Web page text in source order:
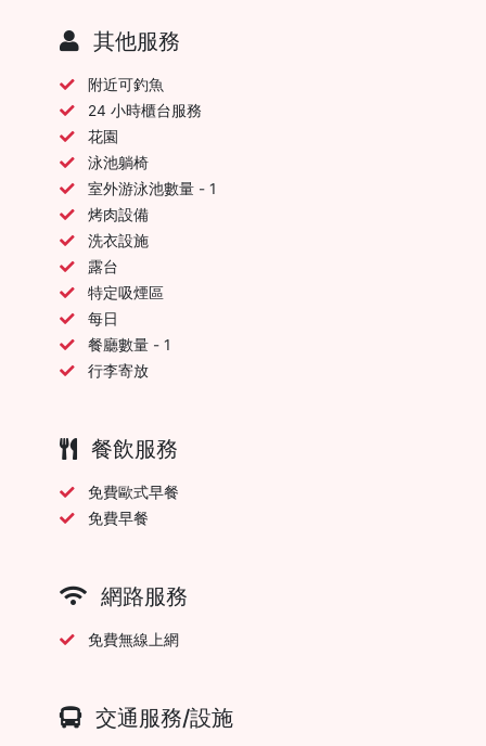
其他服務
附近可釣魚
24 小時櫃台服務
花園
泳池躺椅
室外游泳池數量 - 1
烤肉設備
洗衣設施
露台
特定吸煙區
每日
餐廳數量 - 1
行李寄放
餐飲服務
免費歐式早餐
免費早餐
網路服務
免費無線上網
交通服務/設施